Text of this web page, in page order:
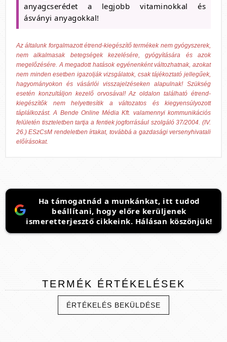
anyagcserédet a legjobb vitaminokkal és
ásványi anyagokkal!
Az általunk forgalmazott étrend-kiegészítő termékek nem gyógyszerek,
nem alkalmasak betegségek kezelésére, gyógyítására és azok
megelőzésére. A megadott hatások egyénenként változhatnak, azokat
nem minden esetben igazolják vizsgálatok, csak tájékoztató jellegűek,
hagyományokon és vásárlói visszajelzéseken alapulnak! Szükség
esetén konzultáljon kezelő orvosával! Az oldalon található étrend-
kiegészítők nem helyettesítik a változatos és kiegyensúlyozott
táplálkozást. A Bende Online Média Kft. valamennyi kommunikációs
felületén tiszteletben tartja a fentiek jogforrásául szolgáló 37/2004. (IV.
26.) ESzCsM rendeletben írtakat, továbbá a gazdasági versenyhivatali
előírásokat.
Ha támogatnád a munkánkat, itt tudod
beállítani, hogy előre kerüljenek
ismeretterjesztő cikkeink. Hálásan köszönjük!
TERMÉK ÉRTÉKELÉSEK
ÉRTÉKELÉS BEKÜLDÉSE